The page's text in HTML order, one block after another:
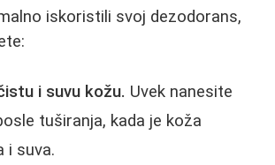
iskoristili svoj dezodorans,
i suvu kožu. Uvek nanesite
tuširanja, kada je koža
i suva.